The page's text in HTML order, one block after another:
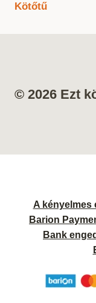
Kötőtű
© 2026 Ezt
A kényelmes
Barion
Bank